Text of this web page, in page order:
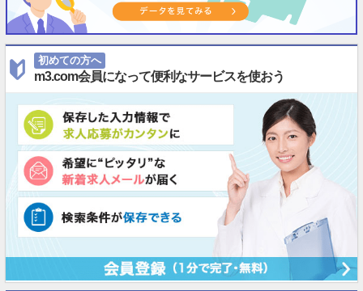
初めての方へ
m3.com会員になって便利なサービスを使おう